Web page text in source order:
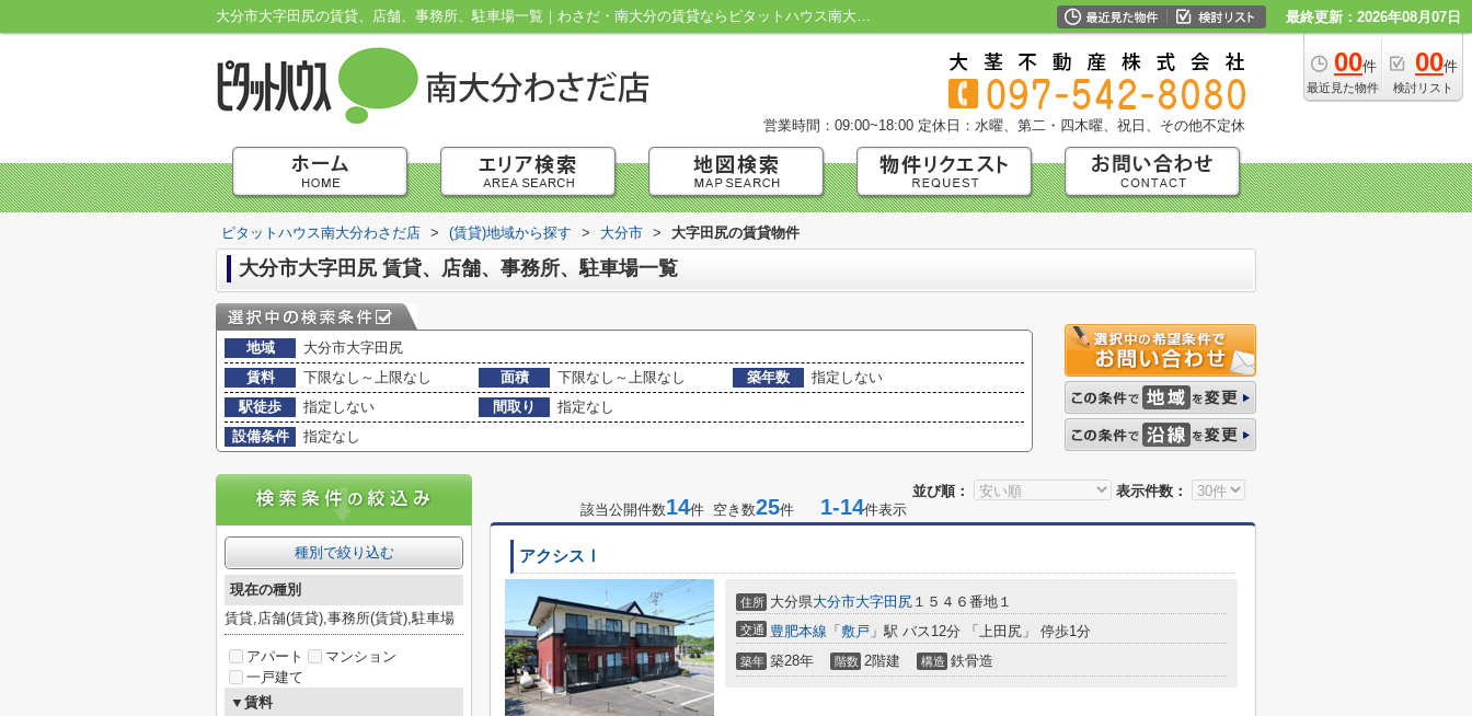
大分市大字田尻の賃貸、店舗、事務所、駐車場一覧｜わさだ・南大分の賃貸ならピタットハウス南大分わさだ店 最終更新：2026年08月07日
00件
最近見た物件
00件
検討リスト
営業時間：09:00~18:00 定休日：水曜、第二・四木曜、祝日、その他不定休
ピタットハウス南大分わさだ店 > (賃貸)地域から探す > 大分市 > 大字田尻の賃貸物件
大分市大字田尻 賃貸、店舗、事務所、駐車場一覧
地域
大分市大字田尻
賃料
下限なし～上限なし 面積 下限なし～上限なし 築年数
指定しない
駅徒歩
指定しない 間取り
指定なし
設備条件
指定なし
並び順：
表示件数：
該当公開件数14件 空き数25件 1-14件表示
アクシスⅠ
住所 大分県大分市大字田尻 １５４６番地１
交通 豊肥本線 「 敷戸 」駅 バス12分 「上田尻」 停歩1分
築年 築28年 階数 2階建 構造 鉄骨造
種別で絞り込む
現在の種別
賃貸,店舗(賃貸),事務所(賃貸),駐車場
アパート
マンション
一戸建て
▼賃料